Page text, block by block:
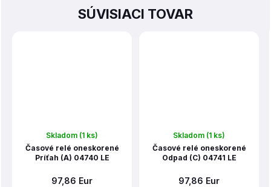
SÚVISIACI TOVAR
Skladom (1 ks)
Časové relé oneskorené
Príťah (A) 04740 LE
97,86 Eur
Skladom (1 ks)
Časové relé oneskorené
Odpad (C) 04741 LE
97,86 Eur